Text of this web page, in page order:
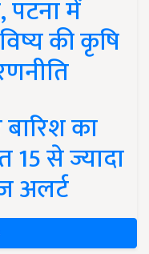
पटना में
की कृषि
का
15 से ज्यादा
अलर्ट